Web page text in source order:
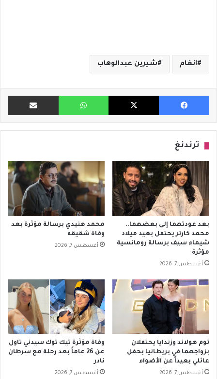
انغام شيرين عبدالوهاب
فيسبوك X واتساب مشاركة
ترندنغ
بعد عودتهما إلى بعضهما..
محمد كارتر يحتفل بعيد ميلاد
شيماء سيف برسالة رومانسية
مؤثرة
أغسطس 7, 2026
محمد هنيدي برسالة مؤثرة بعد
وفاة شقيقه
أغسطس 7, 2026
توم هولاند وزندايا يحتفلان
بزواجهما في بريطانيا بحفل
عائلي بعيداً عن الأضواء
أغسطس 7, 2026
وفاة مؤثرة تيك توك سيدني تاول
عن 26 عاماً بعد رحلة مع سرطان
نادر
أغسطس 7, 2026